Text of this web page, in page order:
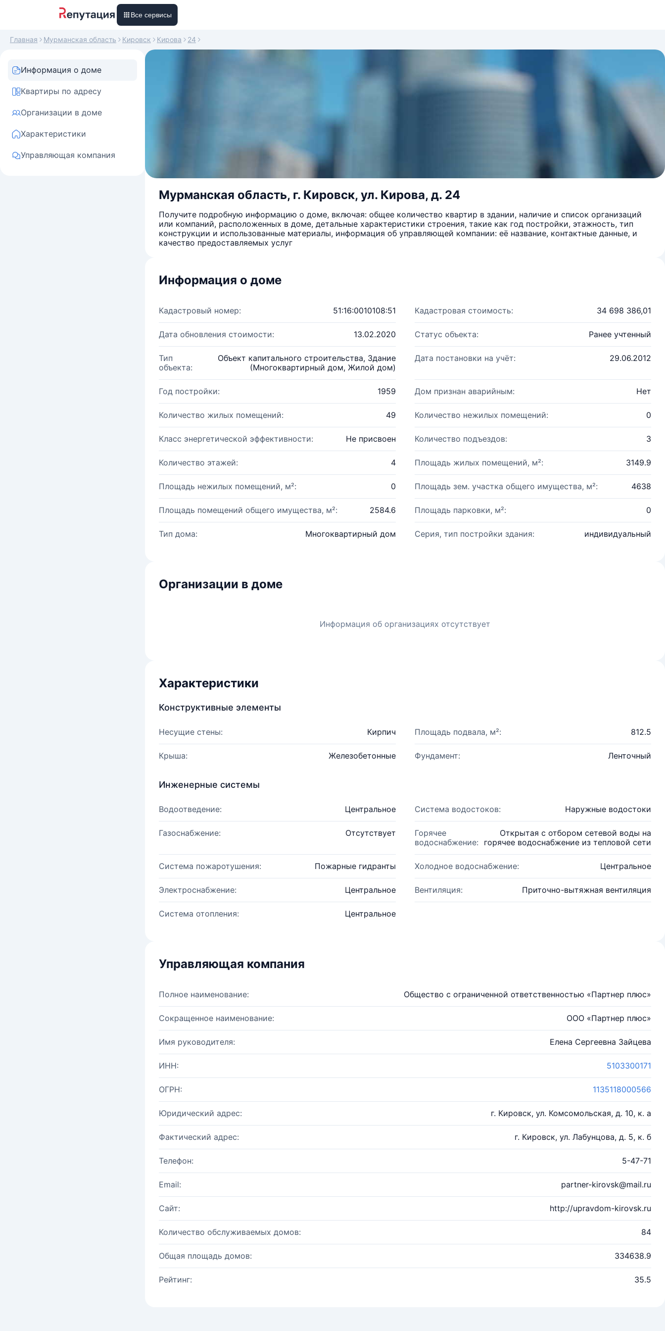
Все сервисы
Главная Мурманская область Кировск Кирова 24
Информация о доме
Квартиры по адресу
Организации в доме
Характеристики
Управляющая компания
Мурманская область, г. Кировск, ул. Кирова, д. 24
Получите подробную информацию о доме, включая: общее количество квартир в здании, наличие и список организаций
или компаний, расположенных в доме, детальные характеристики строения, такие как год постройки, этажность, тип
конструкции и использованные материалы, информация об управляющей компании: её название, контактные данные, и
качество предоставляемых услуг
Информация о доме
Кадастровый номер: 51:16:0010108:51 Кадастровая стоимость: 34 698 386,01
Дата обновления стоимости: 13.02.2020 Статус объекта: Ранее учтенный
Тип
объекта:
Объект капитального строительства, Здание
(Многоквартирный дом, Жилой дом)
Дата постановки на учёт: 29.06.2012
Год постройки: 1959 Дом признан аварийным: Нет
Количество жилых помещений: 49 Количество нежилых помещений: 0
Класс энергетической эффективности: Не присвоен Количество подъездов: 3
Количество этажей: 4 Площадь жилых помещений, м²: 3149.9
Площадь нежилых помещений, м²: 0 Площадь зем. участка общего имущества, м²: 4638
Площадь помещений общего имущества, м²: 2584.6 Площадь парковки, м²: 0
Тип дома: Многоквартирный дом Серия, тип постройки здания: индивидуальный
Организации в доме
Информация об организациях отсутствует
Характеристики
Конструктивные элементы
Несущие стены: Кирпич Площадь подвала, м²: 812.5
Крыша: Железобетонные Фундамент: Ленточный
Инженерные системы
Водоотведение: Центральное Система водостоков: Наружные водостоки
Газоснабжение: Отсутствует
Горячее
водоснабжение:
Открытая с отбором сетевой воды на
горячее водоснабжение из тепловой сети
Система пожаротушения: Пожарные гидранты Холодное водоснабжение: Центральное
Электроснабжение: Центральное Вентиляция: Приточно-вытяжная вентиляция
Система отопления: Центральное
Управляющая компания
Полное наименование: Общество с ограниченной ответственностью «Партнер плюс»
Сокращенное наименование: ООО «Партнер плюс»
Имя руководителя: Елена Сергеевна Зайцева
ИНН: 5103300171
ОГРН: 1135118000566
Юридический адрес: г. Кировск, ул. Комсомольская, д. 10, к. а
Фактический адрес: г. Кировск, ул. Лабунцова, д. 5, к. б
Телефон: 5-47-71
Email: partner-kirovsk@mail.ru
Сайт: http://upravdom-kirovsk.ru
Количество обслуживаемых домов: 84
Общая площадь домов: 334638.9
Рейтинг: 35.5